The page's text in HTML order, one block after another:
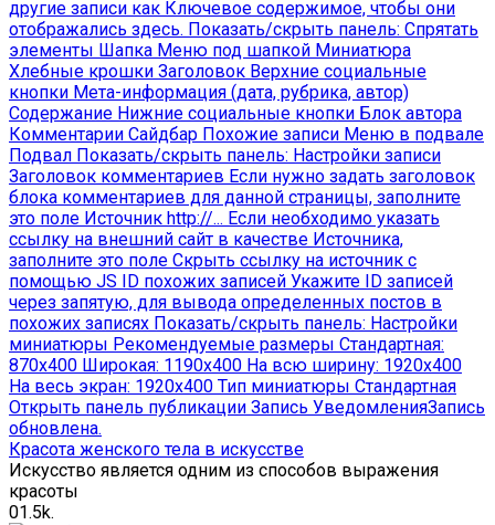
Красота женского тела в искусстве
Искусство является одним из способов выражения
красоты
01.5k.